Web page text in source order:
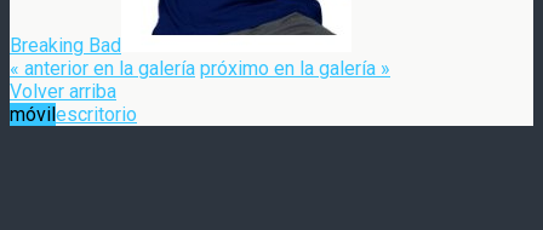
Breaking Bad
« anterior en la galería próximo en la galería »
Volver arriba
móvilescritorio